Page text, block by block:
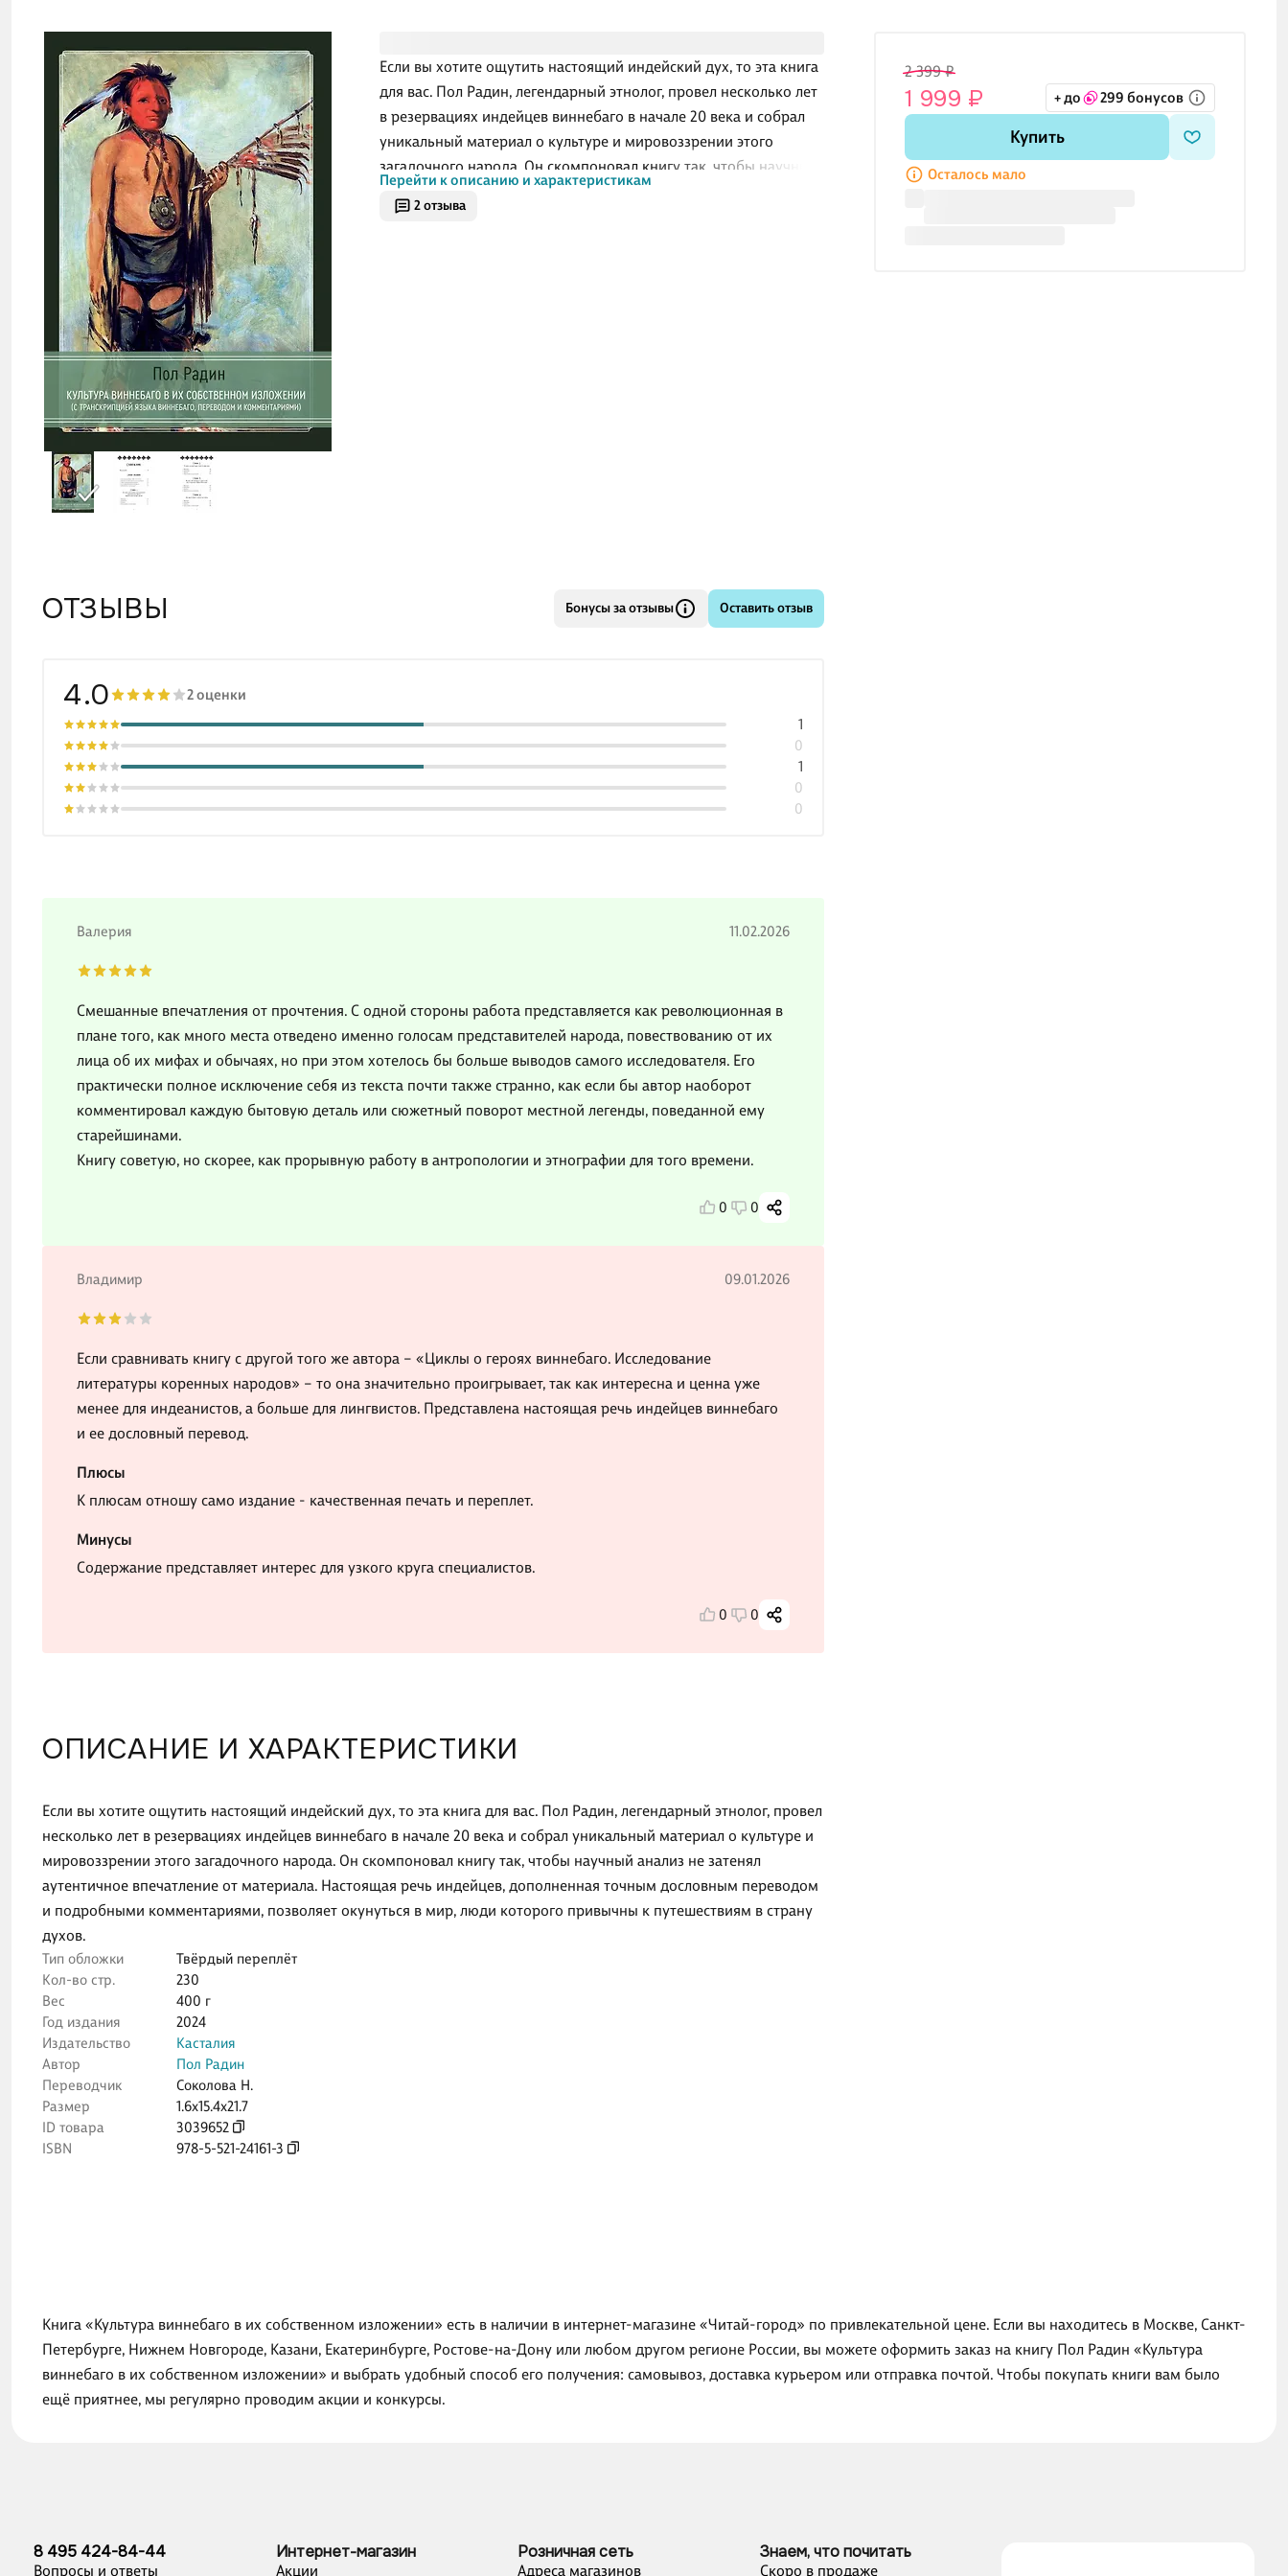
2 отзыва
Если вы хотите ощутить настоящий индейский дух, то эта книга
для вас. Пол Радин, легендарный этнолог, провел несколько лет
в резервациях индейцев виннебаго в начале 20 века и собрал
уникальный материал о культуре и мировоззрении этого
загадочного народа. Он скомпоновал книгу так, чтобы научный
анализ не затенял аутентичное впечатление от материала.
Настоящая речь индейцев, дополненная точным дословным
Перейти к описанию и характеристикам
2 399 ₽
1 999 ₽ + до 299 бонусов
Купить
Осталось мало
ОПИСАНИЕ И ХАРАКТЕРИСТИКИ
Если вы хотите ощутить настоящий индейский дух, то эта книга для вас. Пол Радин, легендарный этнолог, провел
несколько лет в резервациях индейцев виннебаго в начале 20 века и собрал уникальный материал о культуре и
мировоззрении этого загадочного народа. Он скомпоновал книгу так, чтобы научный анализ не затенял
аутентичное впечатление от материала. Настоящая речь индейцев, дополненная точным дословным переводом
и подробными комментариями, позволяет окунуться в мир, люди которого привычны к путешествиям в страну
духов.
Тип обложки
Твёрдый переплёт
Кол-во стр.
230
Вес
400 г
Год издания
2024
Издательство
Касталия
Автор
Пол Радин
Переводчик
Соколова Н.
Размер
1.6x15.4x21.7
ID товара
3039652
ISBN
978-5-521-24161-3
ОТЗЫВЫ Бонусы за отзывы Оставить отзыв
4.0 2 оценки
0
0
1
0
1
Валерия 11.02.2026
Смешанные впечатления от прочтения. С одной стороны работа представляется как революционная в
плане того, как много места отведено именно голосам представителей народа, повествованию от их
лица об их мифах и обычаях, но при этом хотелось бы больше выводов самого исследователя. Его
практически полное исключение себя из текста почти также странно, как если бы автор наоборот
комментировал каждую бытовую деталь или сюжетный поворот местной легенды, поведанной ему
старейшинами.
Книгу советую, но скорее, как прорывную работу в антропологии и этнографии для того времени.
0 0
Владимир 09.01.2026
Если сравнивать книгу с другой того же автора – «Циклы о героях виннебаго. Исследование
литературы коренных народов» – то она значительно проигрывает, так как интересна и ценна уже
менее для индеанистов, а больше для лингвистов. Представлена настоящая речь индейцев виннебаго
и ее дословный перевод.
Плюсы
К плюсам отношу само издание - качественная печать и переплет.
Минусы
Содержание представляет интерес для узкого круга специалистов.
0 0
Книга «Культура виннебаго в их собственном изложении» есть в наличии в интернет-магазине «Читай-город» по привлекательной цене. Если вы находитесь в Москве, Санкт-
Петербурге, Нижнем Новгороде, Казани, Екатеринбурге, Ростове-на-Дону или любом другом регионе России, вы можете оформить заказ на книгу Пол Радин «Культура
виннебаго в их собственном изложении» и выбрать удобный способ его получения: самовывоз, доставка курьером или отправка почтой. Чтобы покупать книги вам было
ещё приятнее, мы регулярно проводим акции и конкурсы.
8 495 424-84-44
Вопросы и ответы
Интернет-магазин
Акции
Розничная сеть
Адреса магазинов
Знаем, что почитать
Скоро в продаже